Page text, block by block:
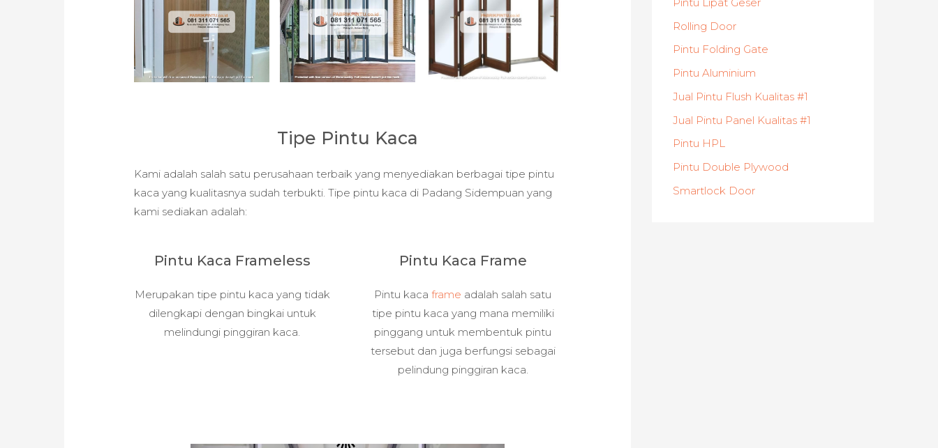
Tipe Pintu Kaca
Kami adalah salah satu perusahaan terbaik yang menyediakan berbagai tipe pintu
kaca yang kualitasnya sudah terbukti. Tipe pintu kaca di Padang Sidempuan yang
kami sediakan adalah:
Pintu Kaca Frameless
Merupakan tipe pintu kaca yang tidak
dilengkapi dengan bingkai untuk
melindungi pinggiran kaca.
Pintu Kaca Frame
Pintu kacaframe adalah salah satu
tipe pintu kaca yang mana memiliki
pinggang untuk membentuk pintu
tersebut dan juga berfungsi sebagai
pelindung pinggiran kaca.
Rolling Door
Pintu Folding Gate
Pintu Aluminium
Jual Pintu Flush Kualitas #1
Jual Pintu Panel Kualitas #1
Pintu HPL
Pintu Double Plywood
Smartlock Door